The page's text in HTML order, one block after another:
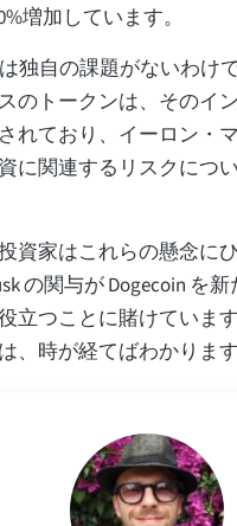
増加しています。
独自の課題がないわけ
のトークンは、そのイ
れており、イーロン・
に関連するリスクにつ
資家はこれらの懸念に
の関与が Dogecoin を
立つことに賭けていま
、時が経てばわかります